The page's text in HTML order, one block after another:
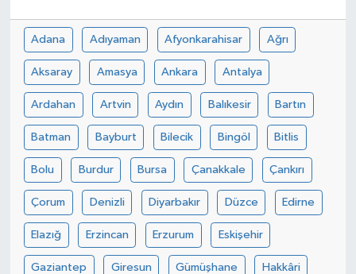
Adana Adıyaman Afyonkarahisar Ağrı
Aksaray Amasya Ankara Antalya
Ardahan Artvin Aydın Balıkesir Bartın
Batman Bayburt Bilecik Bingöl Bitlis
Bolu Burdur Bursa Çanakkale Çankırı
Çorum Denizli Diyarbakır Düzce Edirne
Elazığ Erzincan Erzurum Eskişehir
Gaziantep Giresun Gümüşhane Hakkâri